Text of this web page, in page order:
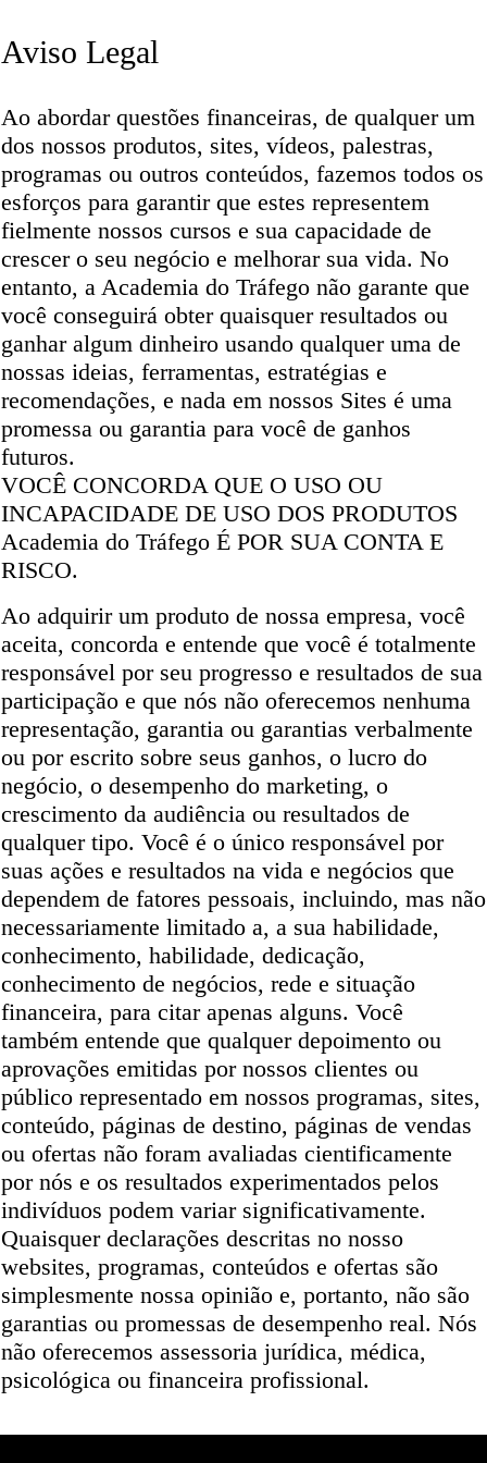
​Aviso Legal
Ao abordar questões financeiras, de qualquer um
dos nossos produtos, sites, vídeos, palestras,
programas ou outros conteúdos, fazemos todos os
esforços para garantir que estes representem
fielmente nossos cursos e sua capacidade de
crescer o seu negócio e melhorar sua vida. No
entanto, a Academia do Tráfego não garante que
você conseguirá obter quaisquer resultados ou
ganhar algum dinheiro usando qualquer uma de
nossas ideias, ferramentas, estratégias e
recomendações, e nada em nossos Sites é uma
promessa ou garantia para você de ganhos
futuros.
VOCÊ CONCORDA QUE O USO OU
INCAPACIDADE DE USO DOS PRODUTOS
Academia do Tráfego É POR SUA CONTA E
RISCO.
Ao adquirir um produto de nossa empresa, você
aceita, concorda e entende que você é totalmente
responsável por seu progresso e resultados de sua
participação e que nós não oferecemos nenhuma
representação, garantia ou garantias verbalmente
ou por escrito sobre seus ganhos, o lucro do
negócio, o desempenho do marketing, o
crescimento da audiência ou resultados de
qualquer tipo. Você é o único responsável por
suas ações e resultados na vida e negócios que
dependem de fatores pessoais, incluindo, mas não
necessariamente limitado a, a sua habilidade,
conhecimento, habilidade, dedicação,
conhecimento de negócios, rede e situação
financeira, para citar apenas alguns. Você
também entende que qualquer depoimento ou
aprovações emitidas por nossos clientes ou
público representado em nossos programas, sites,
conteúdo, páginas de destino, páginas de vendas
ou ofertas não foram avaliadas cientificamente
por nós e os resultados experimentados pelos
indivíduos podem variar significativamente.
Quaisquer declarações descritas no nosso
websites, programas, conteúdos e ofertas são
simplesmente nossa opinião e, portanto, não são
garantias ou promessas de desempenho real. Nós
não oferecemos assessoria jurídica, médica,
psicológica ou financeira profissional.